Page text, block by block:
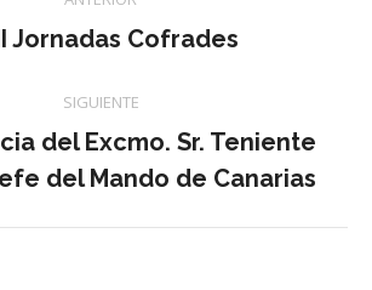
Publicación
Jornadas Cofrades
SIGUIENTE
Publicación
siguiente:
del Excmo. Sr. Teniente
del Mando de Canarias